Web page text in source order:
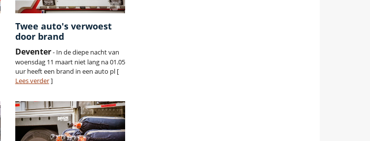
Twee auto's verwoest
door brand
Deventer- In de diepe nacht van
woensdag 11 maart niet lang na 01.05
uur heeft een brand in een auto pl [
Lees verder]